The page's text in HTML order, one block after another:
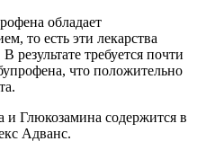
обладает
то есть эти лекарства
результате требуется почти
что положительно
Глюкозамина содержится в
Адванс.